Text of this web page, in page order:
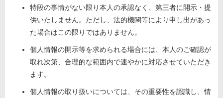
特段の事情がない限り本人の承認なく、第三者に開示・提
供いたしません。ただし、法的機関等により申し出があっ
た場合はこの限りではありません。
個人情報の開示等を求められる場合には、本人のご確認が
取れ次第、合理的な範囲内で速やかに対応させていただき
ます。
個人情報の取り扱いについては、その重要性を認識し、情